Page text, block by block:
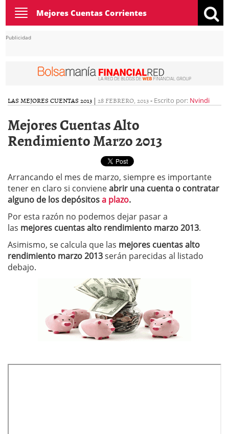
Toggle
navigation
Mejores Cuentas Corrientes
Publicidad
LAS MEJORES CUENTAS 2013 | 28 FEBRERO, 2013- Escrito por: Nvindi
Mejores Cuentas Alto
Rendimiento Marzo 2013
Arrancando el mes de marzo, siempre es importante
tener en claro si convieneabrir una cuenta o contratar
alguno de los depósitosa plazo.
Por esta razón no podemos dejar pasar a
las mejores cuentas alto rendimiento marzo 2013.
Asimismo, se calcula que las mejores cuentas alto
rendimiento marzo 2013serán parecidas al listado
debajo.